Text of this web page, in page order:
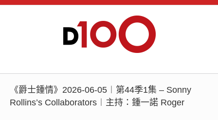
《爵士鍾情》2026-06-05︱第44季1集 – Sonny
Rollins’s Collaborators︱主持：鍾一諾 Roger